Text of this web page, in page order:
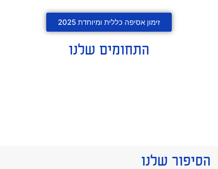
זימון אסיפה כללית ומיוחדת 2025
התחומים שלנוחטיבת משאבי אנוש
הסיפור שלנו